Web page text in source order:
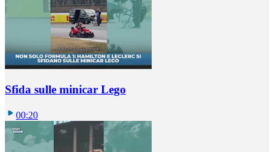
Sfida sulle minicar Lego
00:20